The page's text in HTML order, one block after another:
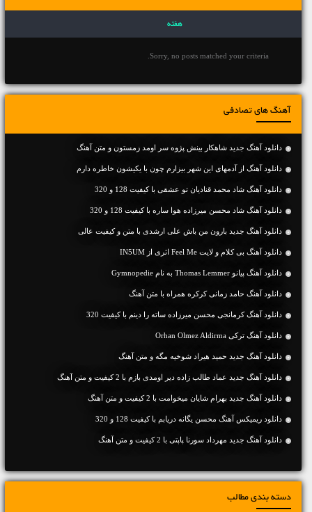
هفته
Sorry, no posts matched your criteria.
آهنگ های تصادفی
دانلود آهنگ جديد شاهکار بینش پژوه سر اومد زمستون و متن آهنگ
دانلود آهنگ از آدمهای این شهر بیزارم چون با یکیشون خاطره دارم
دانلود آهنگ شاد محمد قنادیان تو عشقی با کیفیت 128 و 320
دانلود آهنگ شاد محسن میرزاده هوا ساره با کیفیت 128 و 320
دانلود آهنگ جديد بارون من باش علی ارشدی با متن و کیفیت عالی
دانلود آهنگ بی کلام و لایت Feel Me اثری از IN5UM
دانلود آهنگ پیانو Thomas Lemmer به نام Gymnopedie
دانلود آهنگ حامد زمانی کرکره همراه با متن آهنگ
دانلود آهنگ کرمانجی محسن میرزاده ساته را دینم با کیفیت 320
دانلود آهنگ ترکی Orhan Olmez Aldirma
دانلود آهنگ جديد حمید هیراد شوخیه مگه و متن آهنگ
دانلود آهنگ جديد عماد طالب زاده دیر اومدی بازم با 2 کیفیت و متن آهنگ
دانلود آهنگ جديد بهرام شایان میخوامت با 2 کیفیت و متن آهنگ
دانلود ریمیکس آهنگ محسن یگانه دریابم با کیفیت 128 و 320
دانلود آهنگ جديد مهرداد سورنا پاپتی با 2 کیفیت و متن آهنگ
دسته بندی مطالب